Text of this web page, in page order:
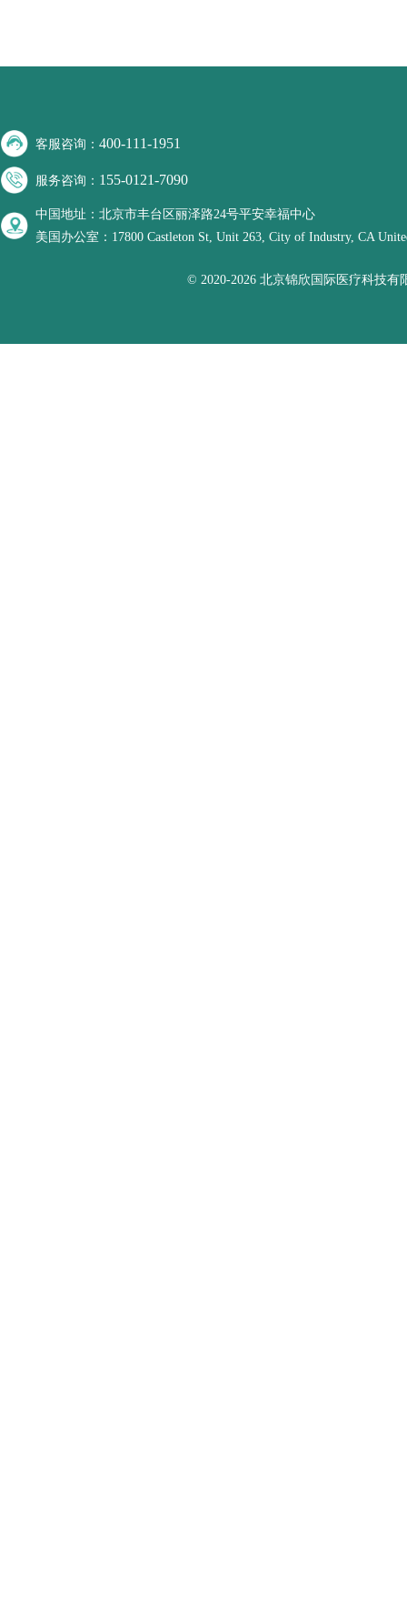
客服咨询：400-111-1951
服务咨询： 155-0121-7090
中国地址：北京市丰台区丽泽路24号平安幸福中心
美国办公室：17800 Castleton St, Unit 263, City of Industry, CA
© 2020-2026 北京锦欣国际医疗科